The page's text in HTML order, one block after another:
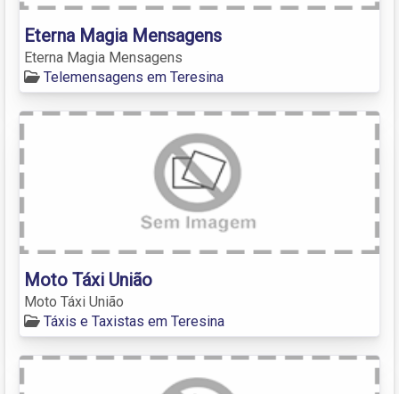
Eterna Magia Mensagens
Eterna Magia Mensagens
Telemensagens em Teresina
Moto Táxi União
Moto Táxi União
Táxis e Taxistas em Teresina